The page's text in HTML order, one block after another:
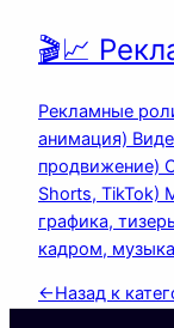
🎬📈
Рекламные
анимация)
продвижение)
Shorts, TikTok)
графика,
кадром,
←Назад к